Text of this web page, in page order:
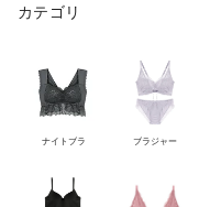
カテゴリ
ナイトブラ ブラジャー